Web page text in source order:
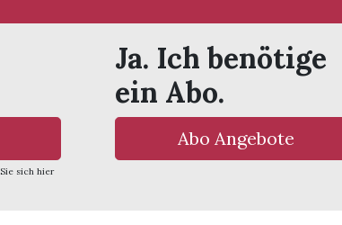
Sie sich hier
Ja. Ich benötige
ein Abo.
Abo Angebote